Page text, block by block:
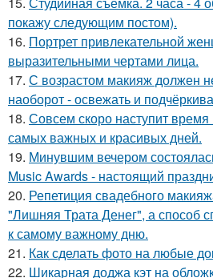
покажу следующим постом).
16. Портрет привлекательной
выразительными чертами лица.
17. С возрастом макияж должен
наоборот - освежать и
18. Совсем скоро наступит
самых важных и красивых дней.
19. Минувшим вечером
Music Awards - настоящий
20. Репетиция свадебного
"Лишняя Трата Денег", а способ
к самому важному дню.
21. Как сделать фото на любые
22. Шикарная доджа кэт на